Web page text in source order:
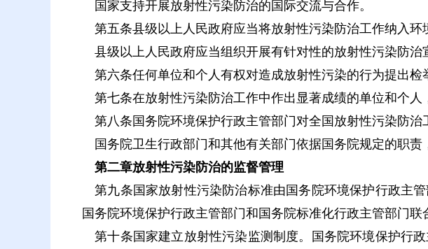
国家支持开展放射性污染防治的国际交流与合作。
第五条县级以上人民政府应当将放射性污染防治工作纳入环
县级以上人民政府应当组织开展有针对性的放射性污染防治
第六条任何单位和个人有权对造成放射性污染的行为提出检
第七条在放射性污染防治工作中作出显著成绩的单位和个人
第八条国务院环境保护行政主管部门对全国放射性污染防治
国务院卫生行政部门和其他有关部门依据国务院规定的职责
第二章放射性污染防治的监督管理
第九条国家放射性污染防治标准由国务院环境保护行政主
国务院环境保护行政主管部门和国务院标准化行政主管部门联
第十条国家建立放射性污染监测制度。国务院环境保护行